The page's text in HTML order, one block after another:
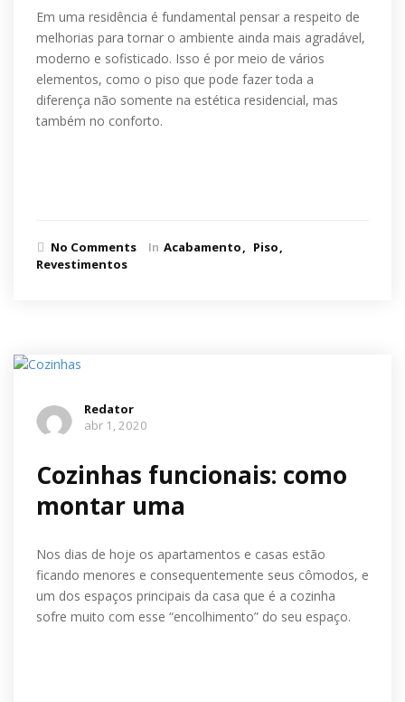
Em uma residência é fundamental pensar a respeito de
melhorias para tornar o ambiente ainda mais agradável,
moderno e sofisticado. Isso é por meio de vários
elementos, como o piso que pode fazer toda a
diferença não somente na estética residencial, mas
também no conforto.
No Comments In Acabamento
Piso
Revestimentos
Redator
abr 1, 2020
Cozinhas funcionais: como
montar uma
Nos dias de hoje os apartamentos e casas estão
ficando menores e consequentemente seus cômodos, e
um dos espaços principais da casa que é a cozinha
sofre muito com esse “encolhimento” do seu espaço.